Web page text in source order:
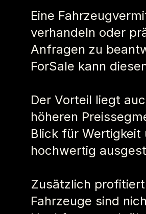
Eine
verhandeln oder
Anfragen zu
ForSale kann
Der Vorteil liegt
höheren
Blick für
hochwertig
Zusätzlich
Fahrzeuge sind